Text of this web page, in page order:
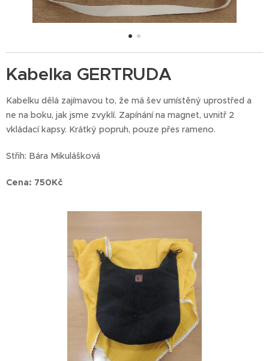
Kabelka GERTRUDA
Kabelku dělá zajímavou to, že má šev umístěný uprostřed a
ne na boku, jak jsme zvyklí. Zapínání na magnet, uvnitř 2
vkládací kapsy. Krátký popruh, pouze přes rameno.
Střih: Bára Mikulášková
Cena: 750Kč